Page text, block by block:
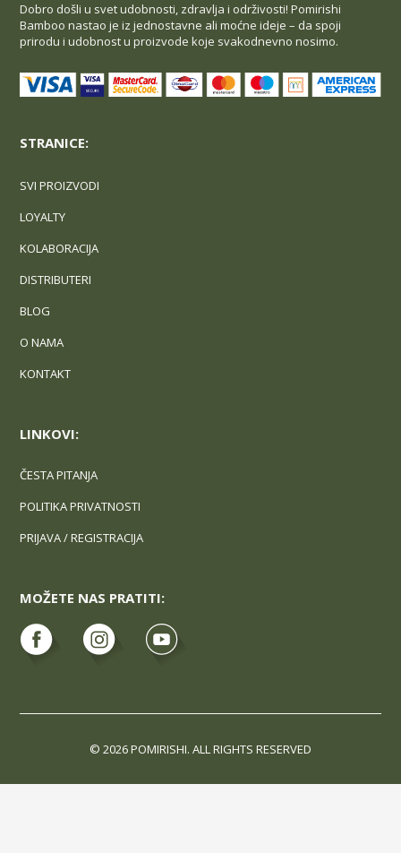
Dobro došli u svet udobnosti, zdravlja i održivosti! Pomirishi
Bamboo nastao je iz jednostavne ali moćne ideje – da spoji
prirodu i udobnost u proizvode koje svakodnevno nosimo.
STRANICE:
SVI PROIZVODI
LOYALTY
KOLABORACIJA
DISTRIBUTERI
BLOG
O NAMA
KONTAKT
LINKOVI:
ČESTA PITANJA
POLITIKA PRIVATNOSTI
PRIJAVA / REGISTRACIJA
MOŽETE NAS PRATITI:
© 2026 POMIRISHI. ALL RIGHTS RESERVED